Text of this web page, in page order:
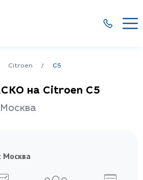
Citroen C5
на Citroen C5
Москва